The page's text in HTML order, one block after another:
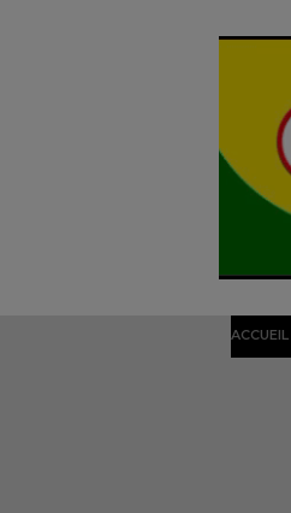
ACCUEIL